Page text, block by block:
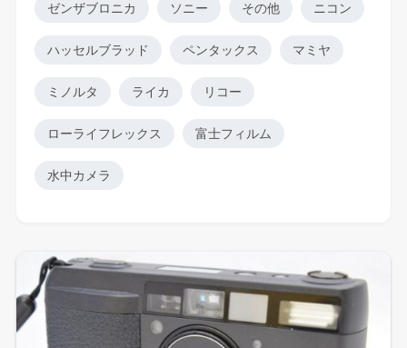
ゼンザブロニカ ソニー その他 ニコン
ハッセルブラッド ペンタックス マミヤ
ミノルタ ライカ リコー
ローライフレックス 富士フィルム
水中カメラ